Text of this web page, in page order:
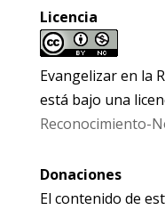
Licencia
Evangelizar en la
está bajo una
Reconocimiento-
Donaciones
El contenido de